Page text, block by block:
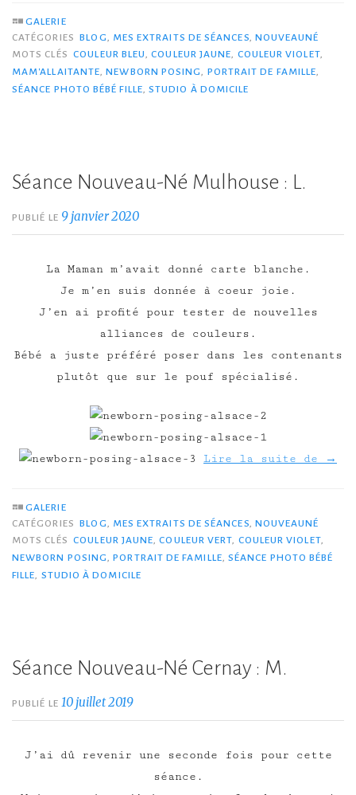
GALERIE
CATÉGORIES BLOG MES EXTRAITS DE SÉANCES NOUVEAUNÉ
MOTS CLÉS COULEUR BLEU ,COULEUR JAUNE COULEUR VIOLET,
MAM'ALLAITANTE ,NEWBORN POSING PORTRAIT DE FAMILLE
SÉANCE PHOTO BÉBÉ FILLE ,STUDIO À DOMICILE
Séance Nouveau-Né Mulhouse : L.
PUBLIÉ LE 9 janvier 2020
La Maman m’avait donné carte blanche.
Je m’en suis donnée à coeur joie.
J’en ai profité pour tester de nouvelles
alliances de couleurs.
Bébé a juste préféré poser dans les contenants
plutôt que sur le pouf spécialisé.
Lire la suite de →
GALERIE
CATÉGORIES BLOG MES EXTRAITS DE SÉANCES NOUVEAUNÉ
MOTS CLÉS COULEUR JAUNE ,COULEUR VERT COULEUR VIOLET,
NEWBORN POSING
,PORTRAIT DE FAMILLE SÉANCE PHOTO BÉBÉ
FILLE
STUDIO À DOMICILE
Séance Nouveau-Né Cernay : M.
PUBLIÉ LE 10 juillet 2019
J’ai dû revenir une seconde fois pour cette
séance.